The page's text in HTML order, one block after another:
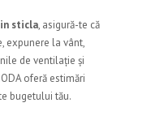
sticla, asigură-te că
expunere la vânt,
de ventilație și
oferă estimări
bugetului tău.